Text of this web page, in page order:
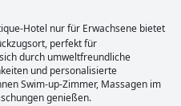
Hotel nur für Erwachsene bietet
perfekt für
durch umweltfreundliche
und personalisierte
Swim-up-Zimmer, Massagen im
genießen.